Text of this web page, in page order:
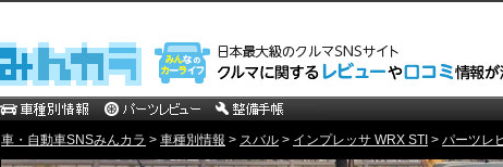
車・自動車SNSみんカラ > 車種別情報 > スバル > インプレッサ WRX STI > パーツレ